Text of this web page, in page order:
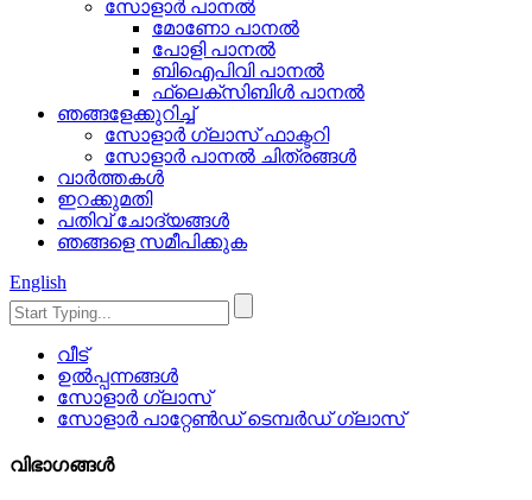
സോളാർ പാനൽ
മോണോ പാനൽ
പോളി പാനൽ
ബിഐപിവി പാനൽ
ഫ്ലെക്സിബിൾ പാനൽ
ഞങ്ങളേക്കുറിച്ച്
സോളാർ ഗ്ലാസ് ഫാക്ടറി
സോളാർ പാനൽ ചിത്രങ്ങൾ
വാർത്തകൾ
ഇറക്കുമതി
പതിവ് ചോദ്യങ്ങൾ
ഞങ്ങളെ സമീപിക്കുക
English
വീട്
ഉൽപ്പന്നങ്ങൾ
സോളാർ ഗ്ലാസ്
സോളാർ പാറ്റേൺഡ് ടെമ്പർഡ് ഗ്ലാസ്
വിഭാഗങ്ങൾ